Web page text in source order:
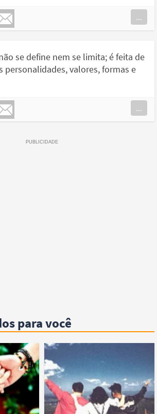
...
se define nem se limita; é feita de
personalidades, valores, formas e
...
para você